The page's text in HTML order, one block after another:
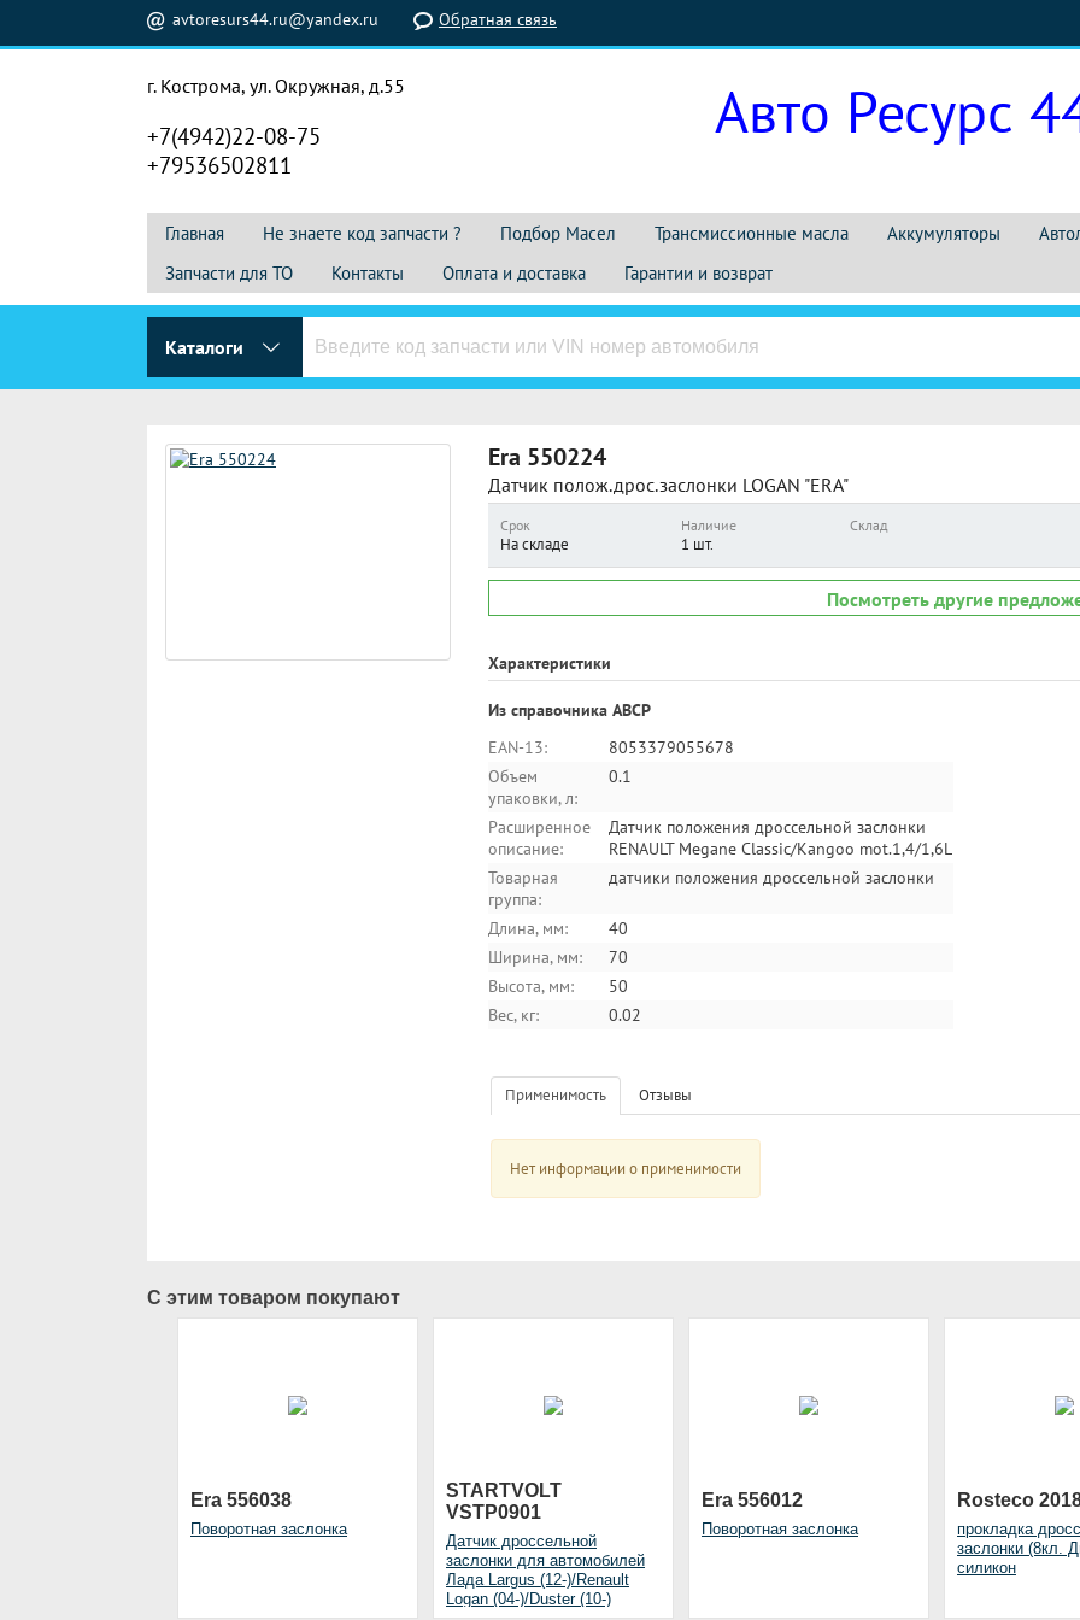
avtoresurs44.ru@yandex.ru Обратная связь
г. Кострома, ул. Окружная, д.55
+7(4942)22-08-75
+79536502811
Авто Ресурс
Главная Не знаете код запчасти ? Подбор Масел Трансмиссионные масла Аккумуляторы
Запчасти для ТО
Контакты Оплата и доставка Гарантии и возврат
Каталоги
Era 550224
Датчик полож.дрос.заслонки LOGAN "ERA"
Срок
На складе
Наличие
1 шт.
Склад
Посмотреть другие
Характеристики
Из справочника ABCP
EAN-13:
8053379055678
Объем
упаковки, л:
0.1
Расширенное
описание:
Датчик положения дроссельной заслонки
RENAULT Megane Classic/Kangoo mot.1,4/1,6L
Товарная
группа:
датчики положения дроссельной заслонки
Длина, мм:
40
Ширина, мм:
70
Высота, мм:
50
Вес, кг:
0.02
Применимость Отзывы
Нет информации о применимости
С этим товаром покупают
Era 556038
Поворотная заслонка
STARTVOLT
VSTP0901
Датчик дроссельной
заслонки для автомобилей
Лада Largus (12-)/Renault
Logan (04-)/Duster (10-)
Era 556012
Поворотная заслонка
Rosteco
прокладка
заслонки (8кл.
силикон